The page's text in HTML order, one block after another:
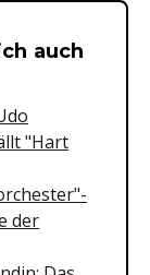
auch
"Hart
der